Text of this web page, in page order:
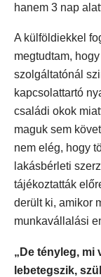
hanem 3 nap
A külföldiekkel
megtudtam,
szolgáltatónál
kapcsolattartó
családi okok
maguk sem
nem elég, hogy
lakásbérleti
tájékoztatták
derült ki, amikor
munkavállalási
„De tényleg, mi
lebetegszik,